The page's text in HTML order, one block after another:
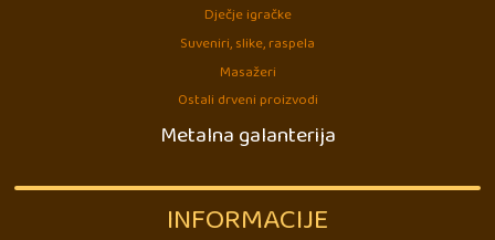
Dječje igračke
Suveniri, slike, raspela
Masažeri
Ostali drveni proizvodi
Metalna galanterija
INFORMACIJE